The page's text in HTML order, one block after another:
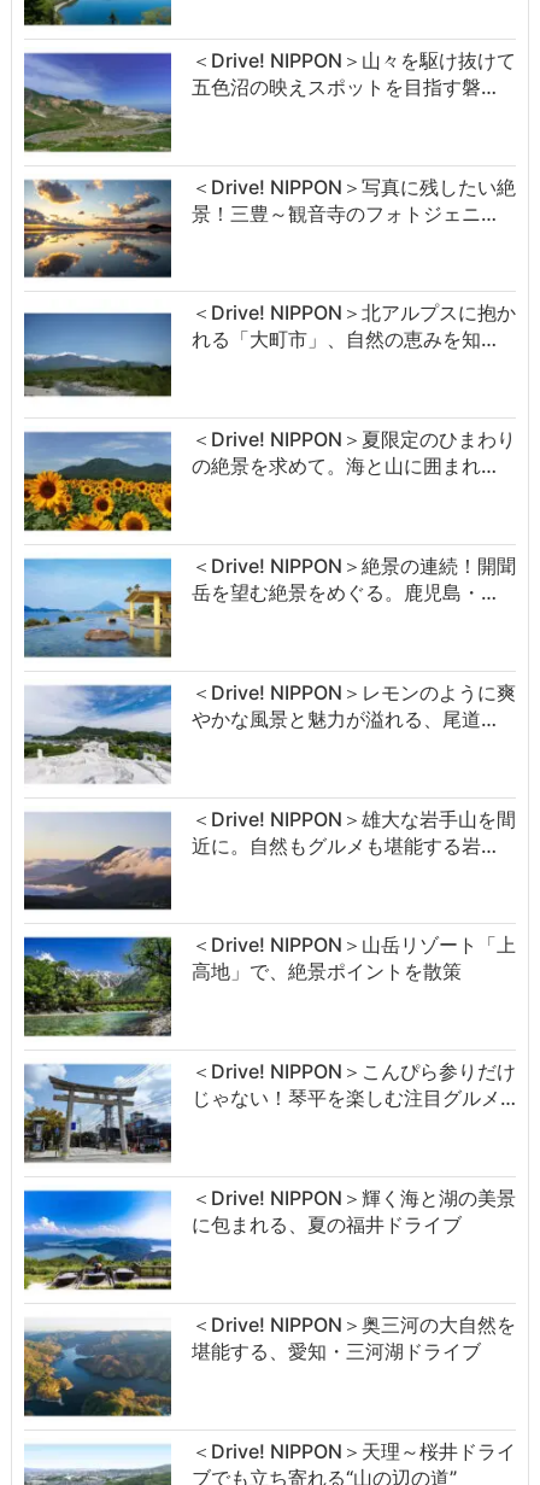
＜Drive! NIPPON＞山々を駆け抜けて
五色沼の映えスポットを目指す磐…
＜Drive! NIPPON＞写真に残したい絶
景！三豊～観音寺のフォトジェニ…
＜Drive! NIPPON＞北アルプスに抱か
れる「大町市」、自然の恵みを知…
＜Drive! NIPPON＞夏限定のひまわり
の絶景を求めて。海と山に囲まれ…
＜Drive! NIPPON＞絶景の連続！開聞
岳を望む絶景をめぐる。鹿児島・…
＜Drive! NIPPON＞レモンのように爽
やかな風景と魅力が溢れる、尾道…
＜Drive! NIPPON＞雄大な岩手山を間
近に。自然もグルメも堪能する岩…
＜Drive! NIPPON＞山岳リゾート「上
高地」で、絶景ポイントを散策
＜Drive! NIPPON＞こんぴら参りだけ
じゃない！琴平を楽しむ注目グルメ…
＜Drive! NIPPON＞輝く海と湖の美景
に包まれる、夏の福井ドライブ
＜Drive! NIPPON＞奥三河の大自然を
堪能する、愛知・三河湖ドライブ
＜Drive! NIPPON＞天理～桜井ドライ
ブでも立ち寄れる“山の辺の道”